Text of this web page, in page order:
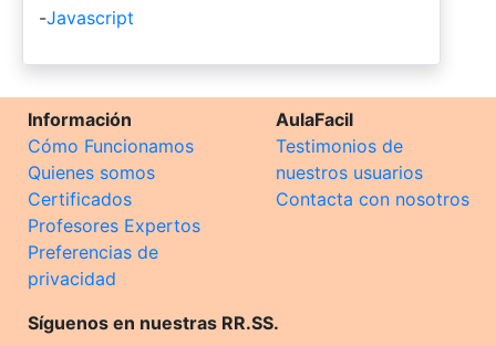
-Javascript
Información
Cómo Funcionamos
Quienes somos
Certificados
Profesores Expertos
Preferencias de
privacidad
AulaFacil
Testimonios de
nuestros usuarios
Contacta con nosotros
Síguenos en nuestras RR.SS.